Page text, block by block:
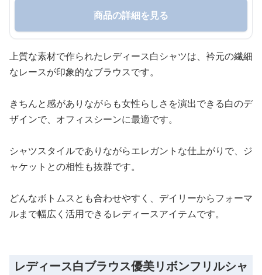
商品の詳細を見る
上質な素材で作られたレディース白シャツは、衿元の繊細
なレースが印象的なブラウスです。
きちんと感がありながらも女性らしさを演出できる白のデ
ザインで、オフィスシーンに最適です。
シャツスタイルでありながらエレガントな仕上がりで、ジ
ャケットとの相性も抜群です。
どんなボトムスとも合わせやすく、デイリーからフォーマ
ルまで幅広く活用できるレディースアイテムです。
レディース白ブラウス優美リボンフリルシャ